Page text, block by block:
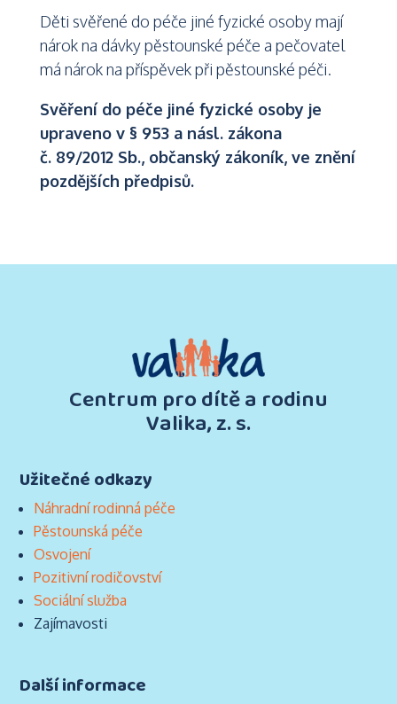
Děti svěřené do péče jiné fyzické osoby mají
nárok na dávky pěstounské péče a pečovatel
má nárok na příspěvek při pěstounské péči.
Svěření do péče jiné fyzické osoby je
upraveno v § 953 a násl. zákona
č. 89/2012 Sb., občanský zákoník, ve znění
pozdějších předpisů.
Centrum pro dítě a rodinu
Valika, z. s.
Užitečné odkazy
Náhradní rodinná péče
Pěstounská péče
Osvojení
Pozitivní rodičovství
Sociální služba
Zajímavosti
Další informace